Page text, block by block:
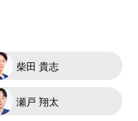
柴田 貴志
瀬戸 翔太